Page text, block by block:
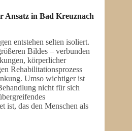
Ansatz in Bad Kreuznach
entstehen selten isoliert.
Bildes – verbunden
körperlicher
Rehabilitationsprozess
Umso wichtiger ist
nicht für sich
ist, das den Menschen als